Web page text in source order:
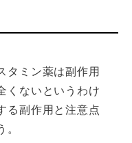
タミン薬は副作用
くないというわけ
る副作用と注意点
。